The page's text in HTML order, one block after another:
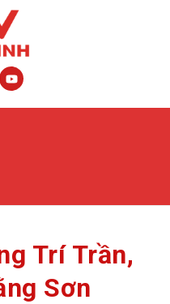
Trí Trần,
Sơn